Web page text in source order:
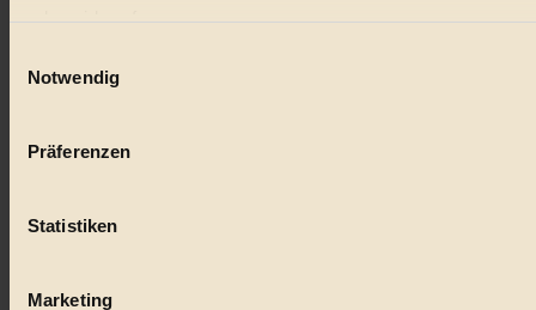
oder widerrufen
Wenn Sie es erlauben, würden wir auch gerne:
Ihr Gerät durch aktives Scannen nach bestimmten
Erfahren Sie mehr darüber, wie Ihre persönlichen Daten
Notwendig
Präferenzen
Statistiken
Marketing
Essen